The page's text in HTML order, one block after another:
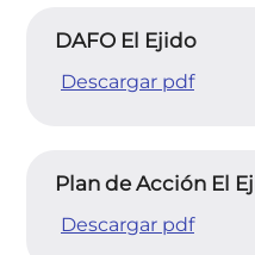
DAFO El Ejido
Descargar pdf
Plan de Acción El
Descargar pdf